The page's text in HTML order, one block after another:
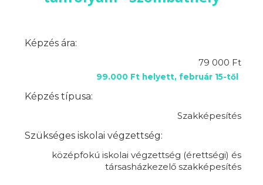
Képzés ára:
79 000 Ft
99.000 Ft helyett, február 15-től
Képzés típusa:
Szakképesítés
Szükséges iskolai végzettség:
középfokú iskolai végzettség (érettségi) és
társasházkezelő szakképesítés